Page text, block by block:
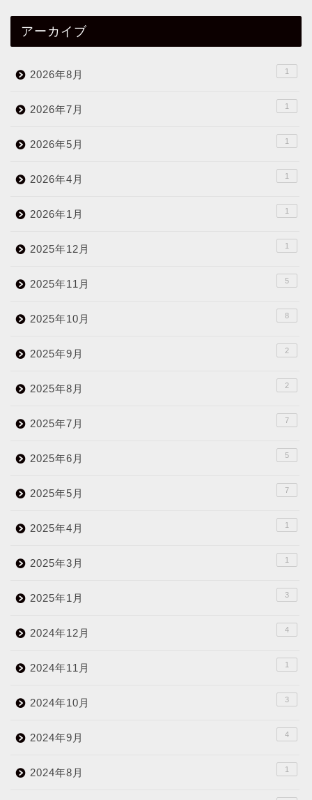
アーカイブ
2026年8月 1
2026年7月 1
2026年5月 1
2026年4月 1
2026年1月 1
2025年12月 1
2025年11月 5
2025年10月 8
2025年9月 2
2025年8月 2
2025年7月 7
2025年6月 5
2025年5月 7
2025年4月 1
2025年3月 1
2025年1月 3
2024年12月 4
2024年11月 1
2024年10月 3
2024年9月 4
2024年8月 1